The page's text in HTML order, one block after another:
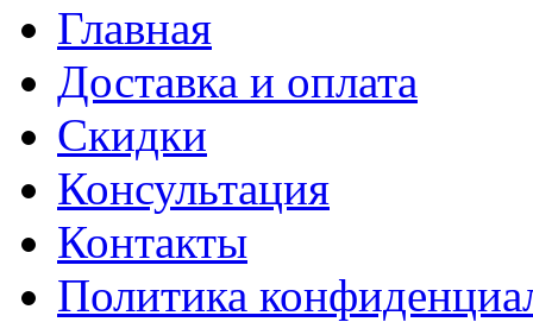
Главная
Доставка и оплата
Скидки
Консультация
Контакты
Политика